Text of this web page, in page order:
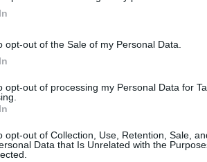
opt-out of the Sale of my Personal Data.
opt-out of processing my Personal Data for
opt-out of Collection, Use, Retention, Sale,
Data that Is Unrelated with the
στις Ηνωμένες
άτομα σε όλο τον
τους.